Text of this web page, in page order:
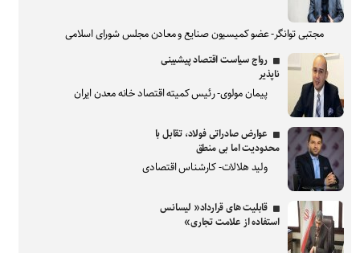
مجتبی توانگر- عضو کمیسیون صنایع و معادن مجلس شورای اسلامی
رواج سیاست اقتصاد پیشبینی
ناپذیر
پیمان مولوی- رئیس کمیته اقتصاد خانه معدن ایران
عوارض صادراتی فولاد، تقابل با
محدودیت اما بی منطق
ولید هلالات- کارشناس اقتصادی
قابلیت های قرارداد« لیسانس
استفاده از علامت تجاری»